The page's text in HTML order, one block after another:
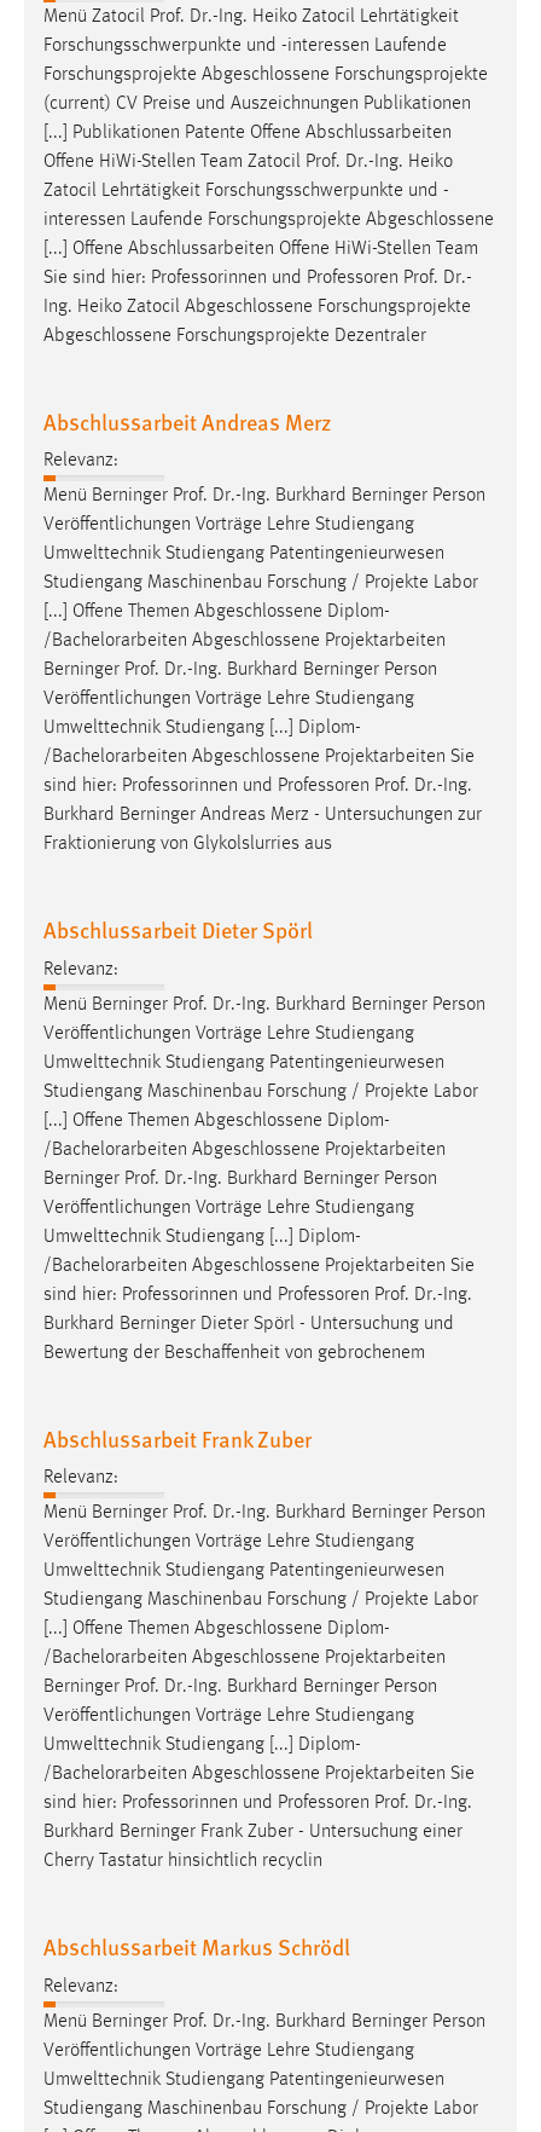
Menü Zatocil Prof. Dr.-Ing. Heiko Zatocil Lehrtätigkeit
Forschungsschwerpunkte und -interessen Laufende
Forschungsprojekte Abgeschlossene Forschungsprojekte
(current) CV Preise und Auszeichnungen Publikationen
[...] Publikationen Patente Offene Abschlussarbeiten
Offene HiWi-Stellen Team Zatocil Prof. Dr.-Ing. Heiko
Zatocil Lehrtätigkeit Forschungsschwerpunkte und -
interessen Laufende Forschungsprojekte Abgeschlossene
[...] Offene Abschlussarbeiten Offene HiWi-Stellen Team
Sie sind hier: Professorinnen und Professoren Prof. Dr.-
Ing. Heiko Zatocil Abgeschlossene Forschungsprojekte
Abgeschlossene Forschungsprojekte Dezentraler
Abschlussarbeit Andreas Merz
Relevanz:
Menü Berninger Prof. Dr.-Ing. Burkhard Berninger Person
Veröffentlichungen Vorträge Lehre Studiengang
Umwelttechnik Studiengang Patentingenieurwesen
Studiengang Maschinenbau Forschung / Projekte Labor
[...] Offene Themen Abgeschlossene Diplom-
/Bachelorarbeiten Abgeschlossene Projektarbeiten
Berninger Prof. Dr.-Ing. Burkhard Berninger Person
Veröffentlichungen Vorträge Lehre Studiengang
Umwelttechnik Studiengang [...] Diplom-
/Bachelorarbeiten Abgeschlossene Projektarbeiten Sie
sind hier: Professorinnen und Professoren Prof. Dr.-Ing.
Burkhard Berninger Andreas Merz - Untersuchungen zur
Fraktionierung von Glykolslurries aus
Abschlussarbeit Dieter Spörl
Relevanz:
Menü Berninger Prof. Dr.-Ing. Burkhard Berninger Person
Veröffentlichungen Vorträge Lehre Studiengang
Umwelttechnik Studiengang Patentingenieurwesen
Studiengang Maschinenbau Forschung / Projekte Labor
[...] Offene Themen Abgeschlossene Diplom-
/Bachelorarbeiten Abgeschlossene Projektarbeiten
Berninger Prof. Dr.-Ing. Burkhard Berninger Person
Veröffentlichungen Vorträge Lehre Studiengang
Umwelttechnik Studiengang [...] Diplom-
/Bachelorarbeiten Abgeschlossene Projektarbeiten Sie
sind hier: Professorinnen und Professoren Prof. Dr.-Ing.
Burkhard Berninger Dieter Spörl - Untersuchung und
Bewertung der Beschaffenheit von gebrochenem
Abschlussarbeit Frank Zuber
Relevanz:
Menü Berninger Prof. Dr.-Ing. Burkhard Berninger Person
Veröffentlichungen Vorträge Lehre Studiengang
Umwelttechnik Studiengang Patentingenieurwesen
Studiengang Maschinenbau Forschung / Projekte Labor
[...] Offene Themen Abgeschlossene Diplom-
/Bachelorarbeiten Abgeschlossene Projektarbeiten
Berninger Prof. Dr.-Ing. Burkhard Berninger Person
Veröffentlichungen Vorträge Lehre Studiengang
Umwelttechnik Studiengang [...] Diplom-
/Bachelorarbeiten Abgeschlossene Projektarbeiten Sie
sind hier: Professorinnen und Professoren Prof. Dr.-Ing.
Burkhard Berninger Frank Zuber - Untersuchung einer
Cherry Tastatur hinsichtlich recyclin
Abschlussarbeit Markus Schrödl
Relevanz:
Menü Berninger Prof. Dr.-Ing. Burkhard Berninger Person
Veröffentlichungen Vorträge Lehre Studiengang
Umwelttechnik Studiengang Patentingenieurwesen
Studiengang Maschinenbau Forschung / Projekte Labor